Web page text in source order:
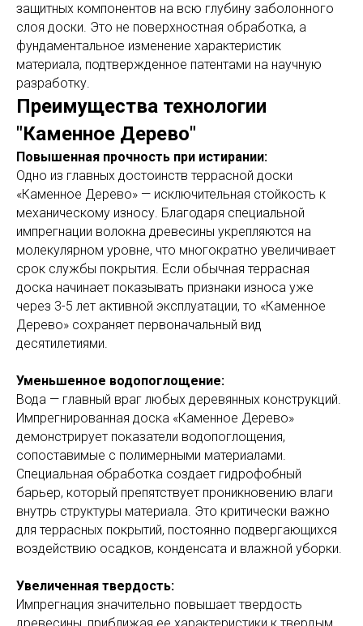
защитных компонентов на всю глубину заболонного
слоя доски. Это не поверхностная обработка, а
фундаментальное изменение характеристик
материала, подтвержденное патентами на научную
разработку.
Преимущества технологии
"Каменное Дерево"
Повышенная прочность при истирании:
Одно из главных достоинств террасной доски
«Каменное Дерево» — исключительная стойкость к
механическому износу. Благодаря специальной
импрегнации волокна древесины укрепляются на
молекулярном уровне, что многократно увеличивает
срок службы покрытия. Если обычная террасная
доска начинает показывать признаки износа уже
через 3-5 лет активной эксплуатации, то «Каменное
Дерево» сохраняет первоначальный вид
десятилетиями.
Уменьшенное водопоглощение:
Вода — главный враг любых деревянных конструкций.
Импрегнированная доска «Каменное Дерево»
демонстрирует показатели водопоглощения,
сопоставимые с полимерными материалами.
Специальная обработка создает гидрофобный
барьер, который препятствует проникновению влаги
внутрь структуры материала. Это критически важно
для террасных покрытий, постоянно подвергающихся
воздействию осадков, конденсата и влажной уборки.
Увеличенная твердость:
Импрегнация значительно повышает твердость